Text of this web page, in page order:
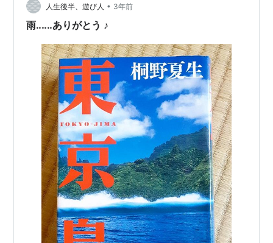
人生後半、遊び人 • 3年前
雨‥‥‥ありがとう ♪